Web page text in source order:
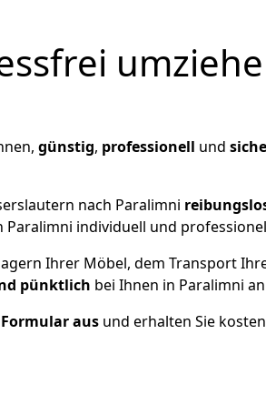
günstig, professionell und
nach Paralimni
individuell und
Ihrer Möbel, dem Transport
pünktlich bei Ihnen in Paralimni
aus und erhalten Sie